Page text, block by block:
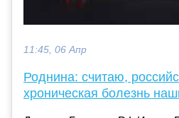
11:45, 06 Апр
Роднина: считаю,
хроническая болезнь